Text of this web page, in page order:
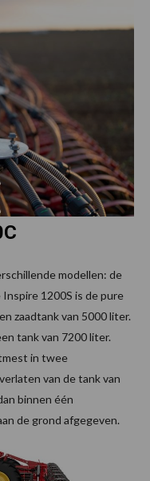
modellen: de
1200S is de pure
zaadtank van 5000 liter.
tank van 7200 liter.
in twee
van de tank van
binnen één
de grond afgegeven.